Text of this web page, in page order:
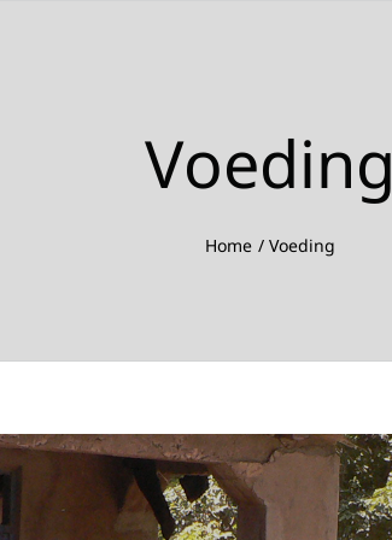
Voeding
Home Voeding